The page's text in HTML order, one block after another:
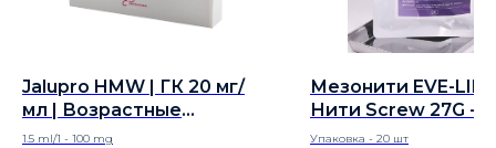
Jalupro HMW | ГК 20 мг/
мл | Возрастные
дефекты кожи
1.5 ml/1 - 100 mg
Мезонити EVE-
Нити Screw 27G -
Упаковка - 20 шт